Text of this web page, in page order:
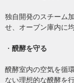
独自開発のスチーム
せ、オーブン庫内に
・ 醗酵を守る
醗酵室内の空気を循
ない理想的な醗酵を